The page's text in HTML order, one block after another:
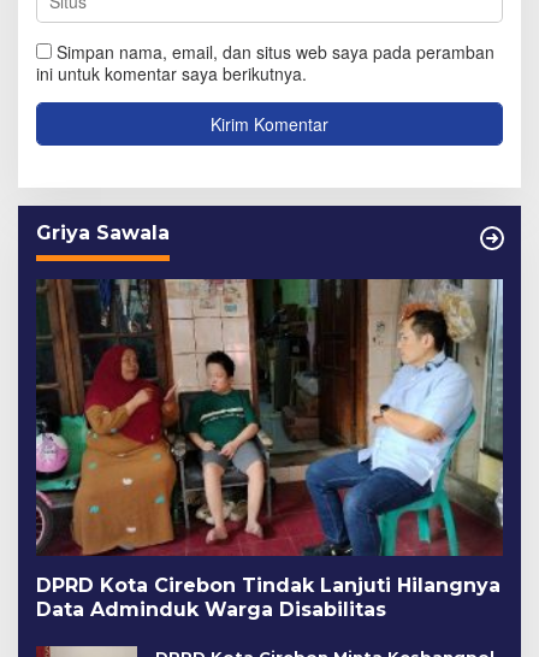
Simpan nama, email, dan situs web saya pada peramban
ini untuk komentar saya berikutnya.
Griya Sawala
DPRD Kota Cirebon Tindak Lanjuti Hilangnya
Data Adminduk Warga Disabilitas